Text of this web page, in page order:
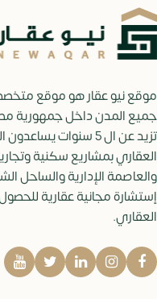
موقع نيو عقار هو موقع
جميع المدن داخل جمهورية
تزيد عن ال 5 سنوات
العقاري بمشاريع سكنية
والعاصمة الإدارية والساحل
إستشارة مجانية عقارية
العقاري.